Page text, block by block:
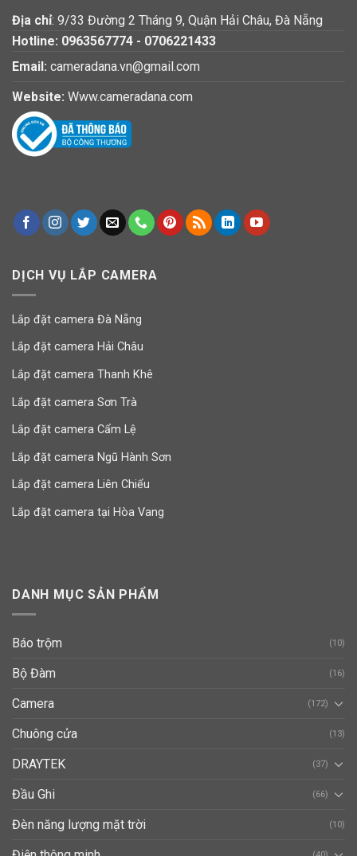
Địa chỉ: 9/33 Đường 2 Tháng 9, Quận Hải Châu, Đà Nẵng
Hotline: 0963567774 - 0706221433
Email: cameradana.vn@gmail.com
Website: Www.cameradana.com
DỊCH VỤ LẮP CAMERA
Lắp đặt camera Đà Nẵng
Lắp đặt camera Hải Châu
Lắp đặt camera Thanh Khê
Lắp đặt camera Sơn Trà
Lắp đặt camera Cẩm Lệ
Lắp đặt camera Ngũ Hành Sơn
Lắp đặt camera Liên Chiểu
Lắp đặt camera tại Hòa Vang
DANH MỤC SẢN PHẨM
Báo trộm (10)
Bộ Đàm (16)
Camera (172)
Chuông cửa (13)
DRAYTEK (37)
Đầu Ghi (66)
Đèn năng lượng mặt trời (10)